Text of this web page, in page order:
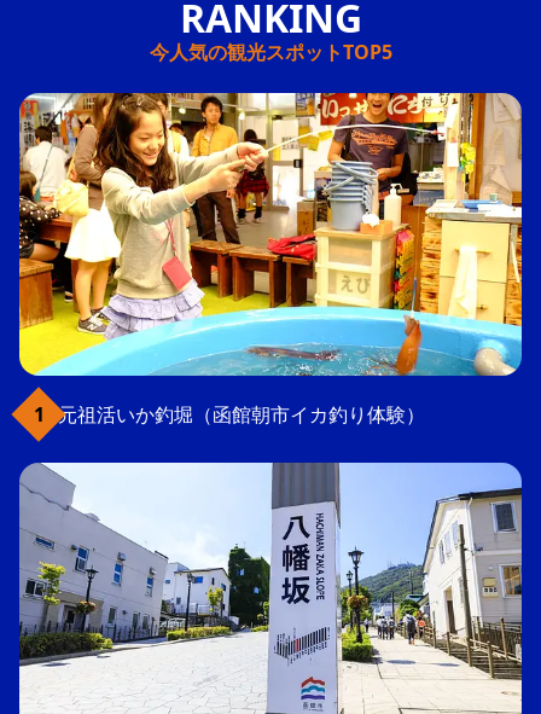
今人気の観光スポットTOP5
元祖活いか釣堀（函館朝市イカ釣り体験）